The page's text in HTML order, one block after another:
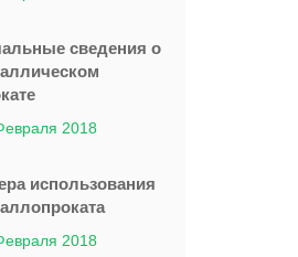
сведения о
2018
использования
2018